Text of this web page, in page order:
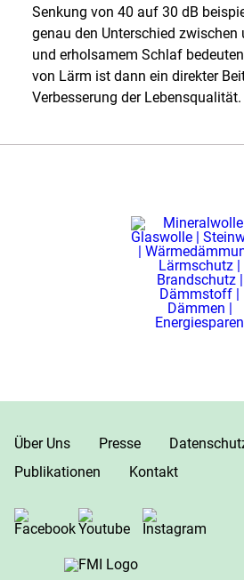
Senkung von 40 auf 30 dB
genau den Unterschied zwischen
und erholsamem Schlaf
von Lärm ist dann ein direkter
Verbesserung der Lebensqualität.
Über Uns Presse
Publikationen
Kontakt